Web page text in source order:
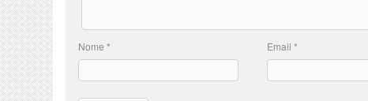
Nome* Email*